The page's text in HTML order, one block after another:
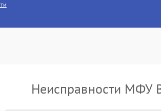
Неисправности МФУ